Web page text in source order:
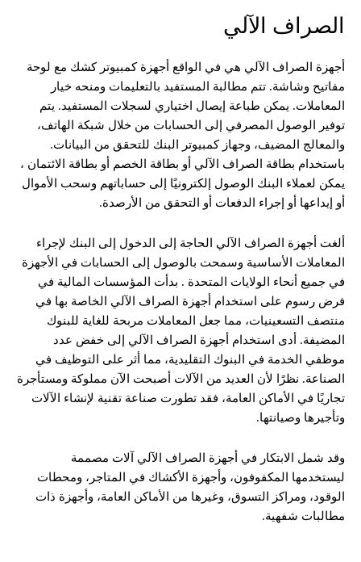
الصراف الآلي
أجهزة الصراف الآلي هي في الواقع أجهزة كمبيوتر كشك مع لوحة
مفاتيح وشاشة. تتم مطالبة المستفيد بالتعليمات ومنحه خيار
المعاملات. يمكن طباعة إيصال اختياري لسجلات المستفيد. يتم
توفير الوصول المصرفي إلى الحسابات من خلال شبكة الهاتف،
والمعالج المضيف، وجهاز كمبيوتر البنك للتحقق من البيانات.
باستخدام بطاقة الصراف الآلي أو بطاقة الخصم أو بطاقة الائتمان ،
يمكن لعملاء البنك الوصول إلكترونيًا إلى حساباتهم وسحب الأموال
أو إيداعها أو إجراء الدفعات أو التحقق من الأرصدة.
ألغت أجهزة الصراف الآلي الحاجة إلى الدخول إلى البنك لإجراء
المعاملات الأساسية وسمحت بالوصول إلى الحسابات في الأجهزة
في جميع أنحاء الولايات المتحدة . بدأت المؤسسات المالية في
فرض رسوم على استخدام أجهزة الصراف الآلي الخاصة بها في
منتصف التسعينيات، مما جعل المعاملات مربحة للغاية للبنوك
المضيفة. أدى استخدام أجهزة الصراف الآلي إلى خفض عدد
موظفي الخدمة في البنوك التقليدية، مما أثر على التوظيف في
الصناعة. نظرًا لأن العديد من الآلات أصبحت الآن مملوكة ومستأجرة
تجاريًا في الأماكن العامة، فقد تطورت صناعة تقنية لإنشاء الآلات
وتأجيرها وصيانتها.
وقد شمل الابتكار في أجهزة الصراف الآلي آلات مصممة
ليستخدمها المكفوفون، وأجهزة الأكشاك في المتاجر، ومحطات
الوقود، ومراكز التسوق، وغيرها من الأماكن العامة، وأجهزة ذات
مطالبات شفهية.